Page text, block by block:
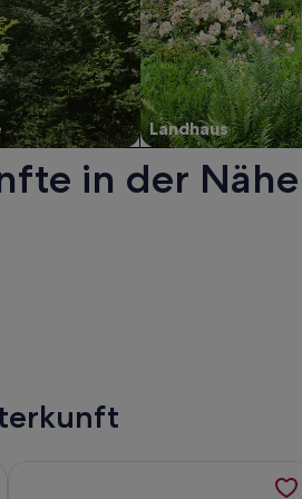
Landhaus
in der